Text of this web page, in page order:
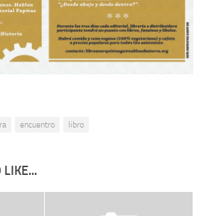
encuentro libro
LIKE...